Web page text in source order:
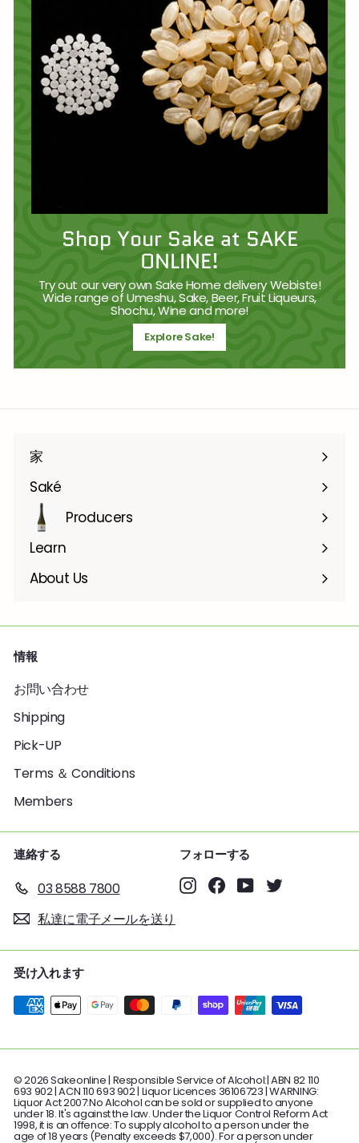
Shop Your Sake at SAKE
ONLINE!
Try out our very own Sake Home delivery Webiste!
Wide range of Umeshu, Sake, Beer, Fruit Liqueurs,
Shochu, Wine and more!
Explore Sake!
家
Saké
Producers
Learn
About Us
情報
お問い合わせ
Shipping
Pick-UP
Terms ＆ Conditions
Members
連絡する
03 8588 7800
私達に電子メールを送り
フォローする
InstagramFacebook
YouTubeTwitter
受け入れます
© 2026 Sakeonline | Responsible Service of Alcohol:| ABN 82 110
693 902 | ACN 110 693 902 | Liquor Licences 36106723 | WARNING:
Liquor Act 2007:No Alcohol can be sold or supplied to anyone
under 18. It's against the law. Under the Liquor Control Reform Act
1998, it is an offence: To supply alcohol to a person under the
age of 18 years (Penalty exceeds $7,000). For a person under